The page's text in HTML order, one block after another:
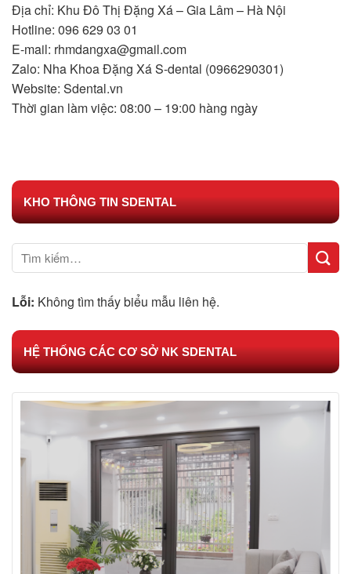
Địa chỉ: Khu Đô Thị Đặng Xá – Gia Lâm – Hà Nội
Hotline: 096 629 03 01
E-mail: rhmdangxa@gmail.com
Zalo: Nha Khoa Đặng Xá S-dental (0966290301)
Website: Sdental.vn
Thời gian làm việc: 08:00 – 19:00 hàng ngày
KHO THÔNG TIN SDENTAL
Lỗi: Không tìm thấy biểu mẫu liên hệ.
HỆ THỐNG CÁC CƠ SỞ NK SDENTAL